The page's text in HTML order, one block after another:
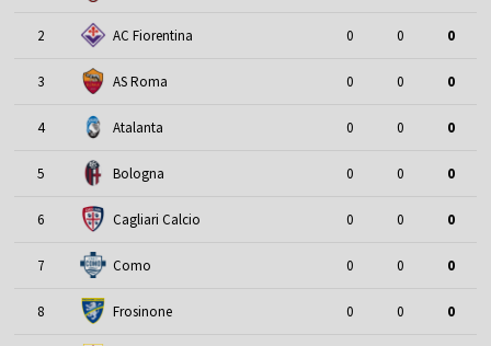
2 AC Fiorentina 0 0 0
3 AS Roma 0 0 0
4 Atalanta 0 0 0
5 Bologna 0 0 0
6 Cagliari Calcio 0 0 0
7 Como 0 0 0
8 Frosinone 0 0 0